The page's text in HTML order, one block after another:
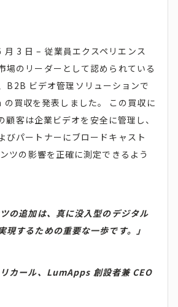
月 3 日 – 従業員エクスペリエンス
場のリーダーとして認められている
B2B ビデオ管理ソリューションで
買収を発表しました。 この買収に
客は企業ビデオを安全に管理し、
びパートナーにブロードキャスト
ツの影響を正確に測定できるよう
ツの追加は、真に没入型のデジタル
現するための重要な一歩です。」
カール、LumApps 創設者兼 CEO